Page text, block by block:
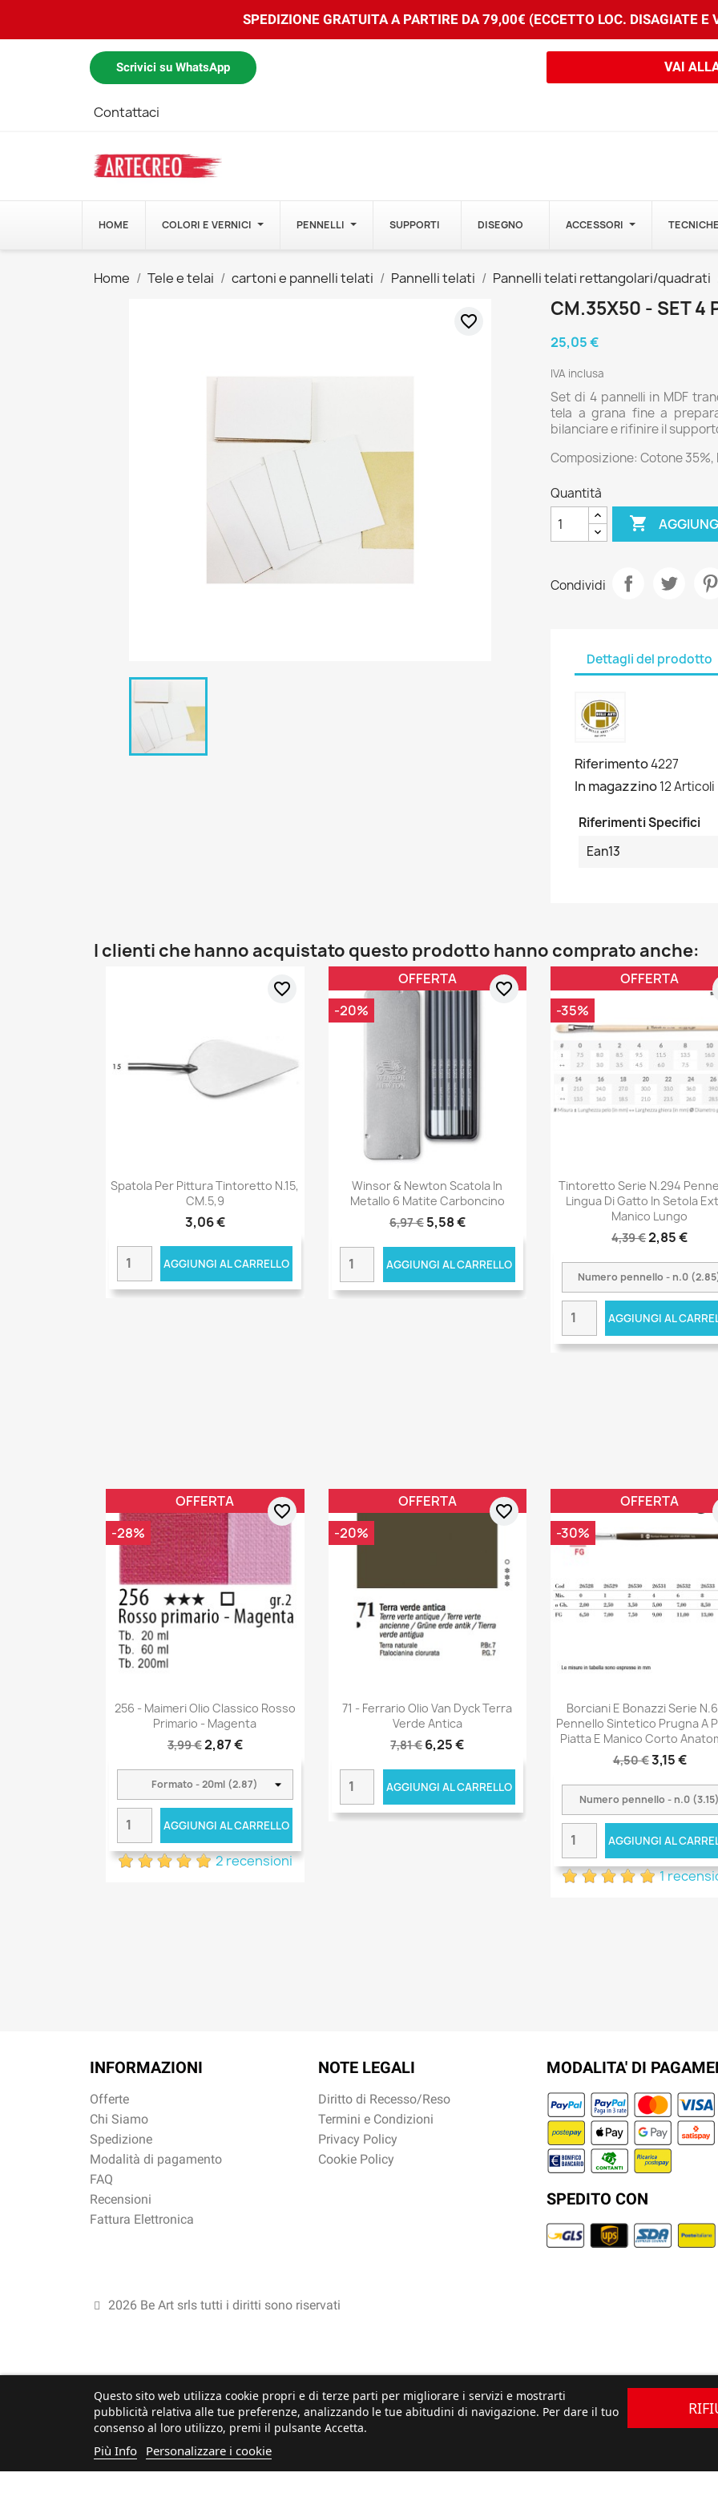
SPEDIZIONE GRATUITA A PARTIRE DA 79,00€ (ECCETTO LOC. DISAGIATE E
Scrivici su WhatsApp VAI
Contattaci
HOME COLORI E VERNICI PENNELLI SUPPORTI DISEGNO ACCESSORI
Home Tele e telai cartoni e pannelli telati Pannelli telati Pannelli telati rettangolari/quadrati
favorite_border
CM.35X50 - SET 4
25,05 €
IVA inclusa
Set di 4 pannelli in MDF
tela a grana fine a
bilanciare e rifinire il
Composizione: Cotone 35%,
Quantità

Condividi
Dettagli del prodotto
Riferimento4227
In magazzino12 Articoli
Riferimenti Specifici
Ean13
I clienti che hanno acquistato questo prodotto hanno comprato anche:
Spatola Per Pittura Tintoretto N.15,
CM.5,9
3,06 €
AGGIUNGI AL CARRELLO
favorite_border
Winsor & Newton Scatola In
Metallo 6 Matite Carboncino
6,97 € 5,58 €
AGGIUNGI AL CARRELLO
OFFERTA
-20%
favorite_border
Tintoretto Serie N.294
Lingua Di Gatto In Setola
Manico Lungo
4,39 €2,85 €
AGGIUNGI AL
OFFERTA
-35%
256 - Maimeri Olio Classico Rosso
Primario - Magenta
3,99 €2,87 €
AGGIUNGI AL CARRELLO
2 recensioni
OFFERTA
-28%
favorite_border
71 - Ferrario Olio Van Dyck Terra
Verde Antica
7,81 €6,25 €
AGGIUNGI AL CARRELLO
OFFERTA
-20%
favorite_border
Borciani E Bonazzi Serie
Pennello Sintetico Prugna A
Piatta E Manico Corto
4,50 €3,15 €
AGGIUNGI AL
1
OFFERTA
-30%
INFORMAZIONI
Offerte
Chi Siamo
Spedizione
Modalità di pagamento
FAQ
Recensioni
Fattura Elettronica
NOTE LEGALI
Diritto di Recesso/Reso
Termini e Condizioni
Privacy Policy
Cookie Policy
MODALITA' DI
SPEDITO CON
2026 Be Art srls tutti i diritti sono riservati
Questo sito web utilizza cookie propri e di terze parti per migliorare i servizi e mostrarti
pubblicità relativa alle tue preferenze, analizzando le tue abitudini di navigazione. Per dare il tuo
consenso al loro utilizzo, premi il pulsante Accetta.
Più Info Personalizzare i cookie